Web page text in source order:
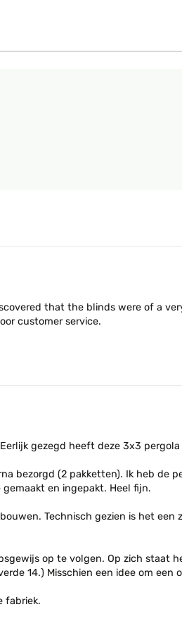
that the blinds were of a
customer service.
gezegd heeft deze 3x3
bezorgd (2 pakketten). Ik heb de
en ingepakt. Heel fijn.
Technisch gezien is het
op te volgen. Op zich staat
14.) Misschien een idee om
fabriek.